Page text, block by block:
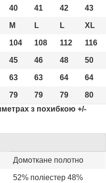
40 41 42 43
М L L XL
104 108 112 116
45 46 48 50
63 63 64 64
79 79 79
80
з похибкою +/-
Домоткане полотно
52% поліестер 48%